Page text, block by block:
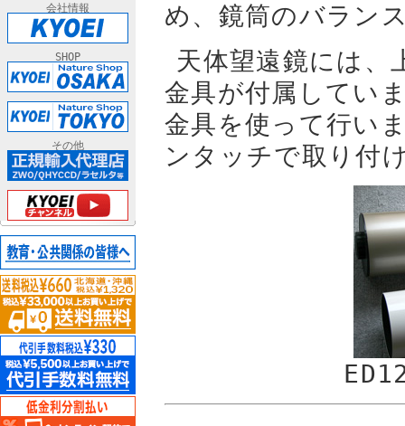
会社情報
SHOP
その他
め、鏡筒のバラン
天体望遠鏡には、
金具が付属してい
金具を使って行い
ンタッチで取り付